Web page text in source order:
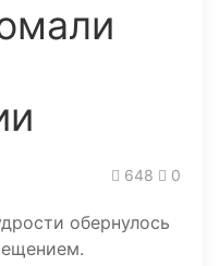
648 0
обернулось